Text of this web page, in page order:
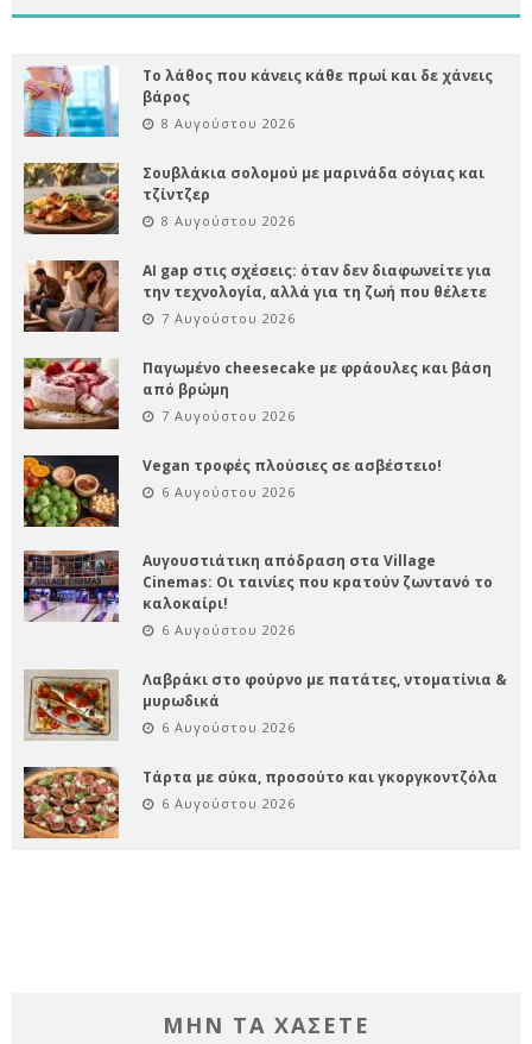
Το λάθος που κάνεις κάθε πρωί και δε χάνεις
βάρος
8 Αυγούστου 2026
Σουβλάκια σολομού με μαρινάδα σόγιας και
τζίντζερ
8 Αυγούστου 2026
AI gap στις σχέσεις: όταν δεν διαφωνείτε για
την τεχνολογία, αλλά για τη ζωή που θέλετε
7 Αυγούστου 2026
Παγωμένο cheesecake με φράουλες και βάση
από βρώμη
7 Αυγούστου 2026
Vegan τροφές πλούσιες σε ασβέστειο!
6 Αυγούστου 2026
Αυγουστιάτικη απόδραση στα Village
Cinemas: Οι ταινίες που κρατούν ζωντανό το
καλοκαίρι!
6 Αυγούστου 2026
Λαβράκι στο φούρνο με πατάτες, ντοματίνια &
μυρωδικά
6 Αυγούστου 2026
Τάρτα με σύκα, προσούτο και γκοργκοντζόλα
6 Αυγούστου 2026
ΜΗΝ ΤΑ ΧΑΣΕΤΕ